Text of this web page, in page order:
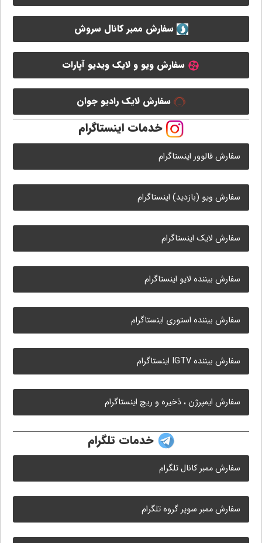
سفارش ممبر کانال سروش
سفارش ویو و لایک ویدیو آپارات
سفارش لایک رادیو جوان
خدمات اینستاگرام
سفارش فالوور اینستاگرام
سفارش ویو (بازدید) اینستاگرام
سفارش لایک اینستاگرام
سفارش بیننده لایو اینستاگرام
سفارش بیننده استوری اینستاگرام
سفارش بیننده IGTV اینستاگرام
سفارش ایمپرژن ، ذخیره و ریچ اینستاگرام
خدمات تلگرام
سفارش ممبر کانال تلگرام
سفارش ممبر سوپر گروه تلگرام